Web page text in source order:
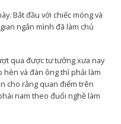
Bắt đầu với chiếc móng và
ngắn mình đã làm chủ
qua được tư tưởng xưa nay
hèn và đàn ông thì phải làm
cho rằng quan điểm trên
nam theo đuổi nghề làm